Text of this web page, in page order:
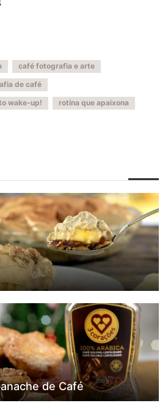
café fotografia e arte
de café
wake-up!
rotina que apaixona
de Café